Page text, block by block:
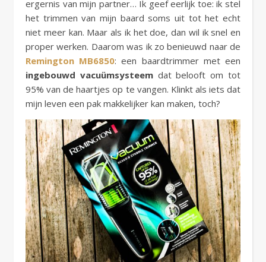
ergernis van mijn partner… Ik geef eerlijk toe: ik stel
het trimmen van mijn baard soms uit tot het echt
niet meer kan. Maar als ik het doe, dan wil ik snel en
proper werken. Daarom was ik zo benieuwd naar de
Remington MB6850: een baardtrimmer met een
ingebouwd vacuümsysteemdat belooft om tot
95% van de haartjes op te vangen. Klinkt als iets dat
mijn leven een pak makkelijker kan maken, toch?